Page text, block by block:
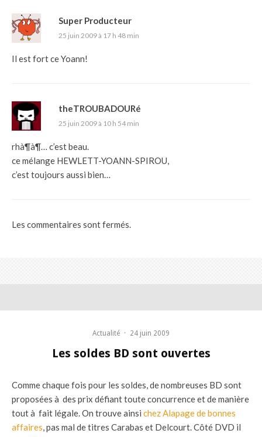
Super Producteur
25 juin 2009 à 17 h 48 min
Il est fort ce Yoann!
theTROUBADOURé
25 juin 2009 à 10 h 54 min
rhà¶à¶… c’est beau.
ce mélange HEWLETT-YOANN-SPIROU,
c’est toujours aussi bien…
Les commentaires sont fermés.
Actualité · 24 juin 2009
Les soldes BD sont ouvertes
Comme chaque fois pour les soldes, de nombreuses BD sont
proposées à des prix défiant toute concurrence et de manière
tout à fait légale. On trouve ainsi chez Alapage de bonnes
affaires , pas mal de titres Carabas et Delcourt. Côté DVD il